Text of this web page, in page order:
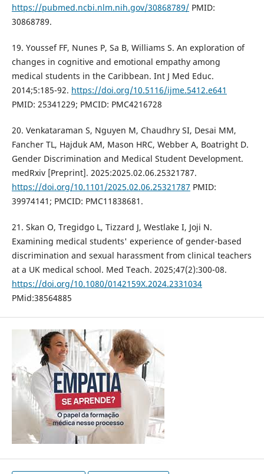
https://pubmed.ncbi.nlm.nih.gov/30868789/PMID:
30868789.
19. Youssef FF, Nunes P, Sa B, Williams S. An exploration of
changes in cognitive and emotional empathy among
medical students in the Caribbean. Int J Med Educ.
2014;5:185-92. https://doi.org/10.5116/ijme.5412.e641
PMID: 25341229; PMCID: PMC4216728
20. Venkataraman S, Nguyen M, Chaudhry SI, Desai MM,
Fancher TL, Hajduk AM, Mason HRC, Webber A, Boatright D.
Gender Discrimination and Medical Student Development.
medRxiv [Preprint]. 2025:2025.02.06.25321787.
https://doi.org/10.1101/2025.02.06.25321787 PMID:
39974141; PMCID: PMC11838681.
21. Skan O, Tregidgo L, Tizzard J, Westlake I, Joji N.
Examining medical students' experience of gender-based
discrimination and sexual harassment from clinical teachers
at a UK medical school. Med Teach. 2025;47(2):300-08.
https://doi.org/10.1080/0142159X.2024.2331034
PMid:38564885